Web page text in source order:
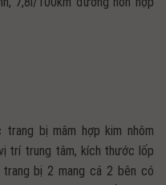
bị mâm hợp kim nhôm
trí trung tâm, kích thước lốp
bị 2 mang cá 2 bên có